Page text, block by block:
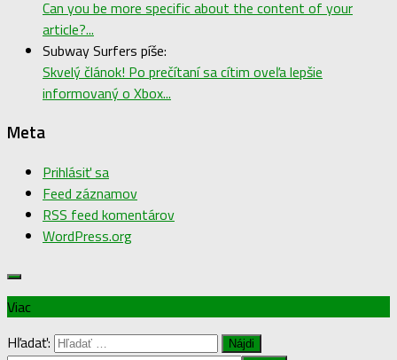
Can you be more specific about the content of your
article?...
Subway Surfers píše:
Skvelý článok! Po prečítaní sa cítim oveľa lepšie
informovaný o Xbox...
Meta
Prihlásiť sa
Feed záznamov
RSS feed komentárov
WordPress.org
Viac
Hľadať: